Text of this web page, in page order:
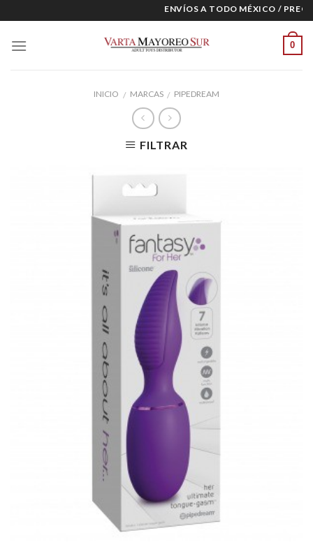
to
content
ENVÍOS A TODO MÉXICO /
0
INICIO / MARCAS / PIPEDREAM
FILTRAR